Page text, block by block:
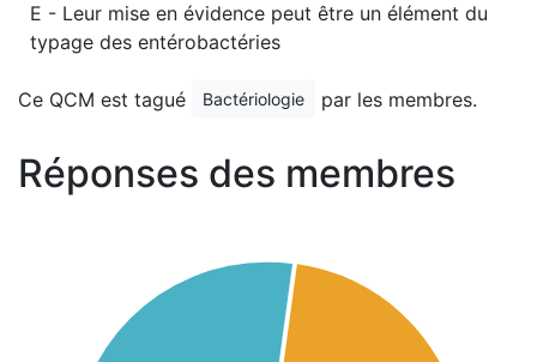
E - Leur mise en évidence peut être un élément du
typage des entérobactéries
Ce QCM est tagué Bactériologie par les membres.
Réponses des membres